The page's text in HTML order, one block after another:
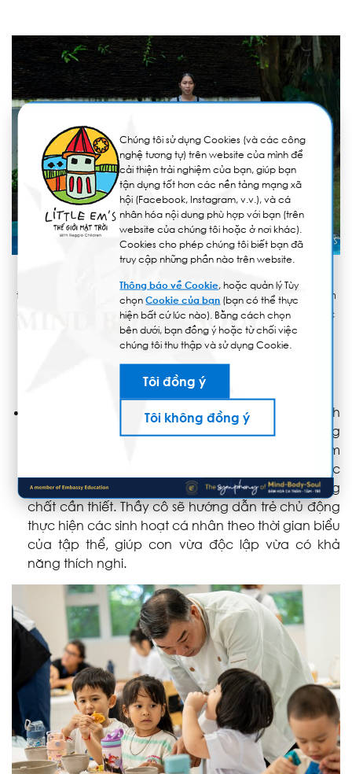
trường, không ở trong không gian nhà quá nhiều. Kỹ năng vận
động, nhận thức, ngôn ngữ, tình cảm xã hội và thẩm mỹ được
phát triển một cách tích hợp thông qua các hoạt động ngoài
trời.
Thiết lập thời gian ăn uống và ngủ nghỉ một cách
ân thủ và khoa học.Thực đơn của trẻ không
trùng lặp trong 2 tuần nhằm tránh tình trạng nhàm
chán, mang lại sự phong phú cho khẩu vị của các
con nhưng luôn đảm bảo cung cấp đầy đủ dưỡng
chất cần thiết. Thầy cô sẽ hướng dẫn trẻ chủ động
thực hiện các sinh hoạt cá nhân theo thời gian biểu
của tập thể, giúp con vừa độc lập vừa có khả
năng thích nghi.
Chúng tôi sử dụng Cookies (và các công
nghệ tương tự) trên website của mình để
cải thiện trải nghiệm của bạn, giúp bạn
tận dụng tốt hơn các nền tảng mạng xã
hội (Facebook, Instagram, v.v.), và cá
nhân hóa nội dung phù hợp với bạn (trên
website của chúng tôi hoặc ở nơi khác).
Cookies cho phép chúng tôi biết bạn đã
truy cập những phần nào trên website.
Thông báo về Cookie, hoặc quản lý Tùy
chọnCookie của bạn (bạn có thể thực
hiện bất cứ lúc nào). Bằng cách chọn
bên dưới, bạn đồng ý hoặc từ chối việc
chúng tôi thu thập và sử dụng Cookie.
Tôi đồng ý
Tôi không đồng ý